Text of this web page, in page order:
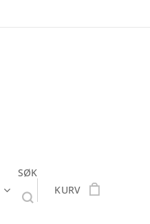
SØK
KURV